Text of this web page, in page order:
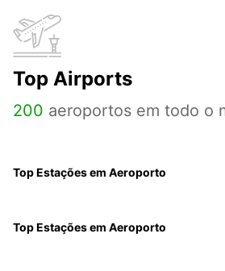
Top Airports
200 aeroportos em todo o
Top Estações em Aeroporto
Top Estações em Aeroporto